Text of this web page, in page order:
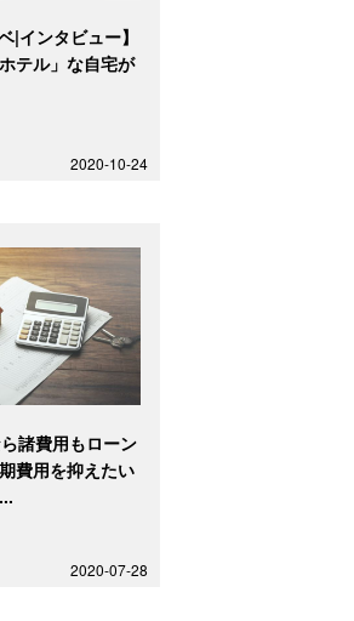
|インタビュー】
テル」な自宅が
2020-10-24
諸費用もローン
費用を抑えたい
2020-07-28